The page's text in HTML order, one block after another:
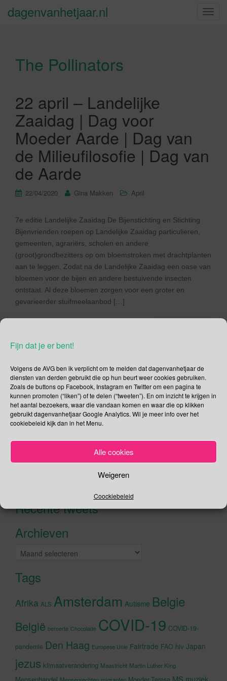
Fijn dat je er bent!
Volgens de AVG ben ik verplicht om te melden dat dagenvanhetjaar de
diensten van derden gebruikt die op hun beurt weer cookies gebruiken.
Zoals de buttons op Facebook, Instagram en Twitter om een pagina te
kunnen promoten (“liken”) of te delen (“tweeten”). En om inzicht te krijgen in
het aantal bezoekers, waar die vandaan komen en waar die op klikken
gebruikt dagenvanhetjaar Google Analytics. Wil je meer info over het
cookiebeleid kijk dan in het Menu.
Alle cookies
Weigeren
Coockiebeleid
S
a
t
dagenvanhetjaar.nl
The Pollinators
22 april – Landelijke
Zaaidag | Dag voor
Moeder Aarde | Dag van
de Milieufilosofie | Dag van
de Aarde
22/04/2020 Gina Makken April
7e editie Landelijke Zaaidag De Bijenstichting en Stichting
Bijenvrienden roepen op Landelijke Zaaidag particulieren,
gemeenten, agrariërs, scholen en andere
(groot)grondbezitters op om bloemstroken met drachtplanten
aan te leggen. Zodat na de Landelijke Zaaidag een oase van
bloemen voor de bijen en andere bestuivende insecten
ontstaat. Al deze bloemen zorgen voor een groter en
gevarieerder stuifmeelaanbod […]
Social Media
Je kunt me volgen op
Zoeken
Recente tweetsKlik om marketing cookies te
Archieven
Archieven
Tags
Afrika ALS Amsterdam Autisme Belgie
België beroerte Chocolade COVID-19 COVID-19-
pandemie Den Haag Europese Unie Fairtrade FAO hiv Japan
jezus klimaatverandering Maastricht Martin Luther King
MS muziek